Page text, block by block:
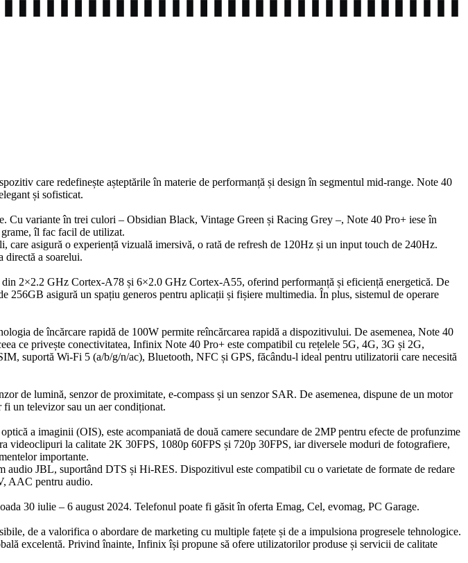
care redefinește așteptările în materie de performanță și design în segmentul mid-range. Note 40
și sofisticat.
Cu variante în trei culori – Obsidian Black, Vintage Green și Racing Grey –, Note 40 Pro+ iese în
îl fac facil de utilizat.
asigură o experiență vizuală imersivă, o rată de refresh de 120Hz și un input touch de 240Hz.
directă a soarelui.
2×2.2 GHz Cortex-A78 și 6×2.0 GHz Cortex-A55, oferind performanță și eficiență energetică. De
asigură un spațiu generos pentru aplicații și fișiere multimedia. În plus, sistemul de operare
de încărcare rapidă de 100W permite reîncărcarea rapidă a dispozitivului. De asemenea, Note 40
ce privește conectivitatea, Infinix Note 40 Pro+ este compatibil cu rețelele 5G, 4G, 3G și 2G,
suportă Wi-Fi 5 (a/b/g/n/ac), Bluetooth, NFC și GPS, făcându-l ideal pentru utilizatorii care necesită
de lumină, senzor de proximitate, e-compass și un senzor SAR. De asemenea, dispune de un motor
un televizor sau un aer condiționat.
a imaginii (OIS), este acompaniată de două camere secundare de 2MP pentru efecte de profunzime
la calitate 2K 30FPS, 1080p 60FPS și 720p 30FPS, iar diversele moduri de fotografiere,
importante.
JBL, suportând DTS și Hi-RES. Dispozitivul este compatibil cu o varietate de formate de redare
AAC pentru audio.
30 iulie – 6 august 2024. Telefonul poate fi găsit în oferta Emag, Cel, evomag, PC Garage.
de a valorifica o abordare de marketing cu multiple fațete și de a impulsiona progresele tehnologice.
excelentă. Privind înainte, Infinix își propune să ofere utilizatorilor produse și servicii de calitate